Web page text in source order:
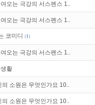
오는 극강의 서스펜스 1..
오는 극강의 서스펜스 1..
코미디 (1)
오는 극강의 서스펜스 1..
활
의 소원은 무엇인가요 10..
의 소원은 무엇인가요 10..